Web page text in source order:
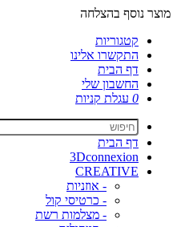
מוצר נוסף בהצלחה
קטגוריות
התקשרו אלינו
דף הבית
החשבון שלי
0 עגלת קניות
דף הבית
3Dconnexion
CREATIVE
- אוזניות
- כרטיסי קול
- מצלמות רשת